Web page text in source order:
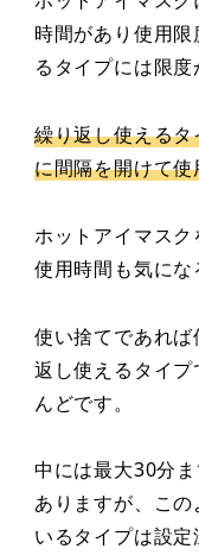
時間があり使用
るタイプには限度
繰り返し使える
に間隔を開けて
ホットアイマスク
使用時間も気にな
使い捨てであれ
返し使えるタイ
んどです。
中には最大30分
ありますが、こ
いるタイプは設